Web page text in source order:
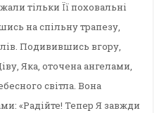
тільки Її поховальні
на спільну трапезу,
Подивившись вгору,
Яка, оточена ангелами,
світла. Вона
«Радійте! Тепер Я завжди